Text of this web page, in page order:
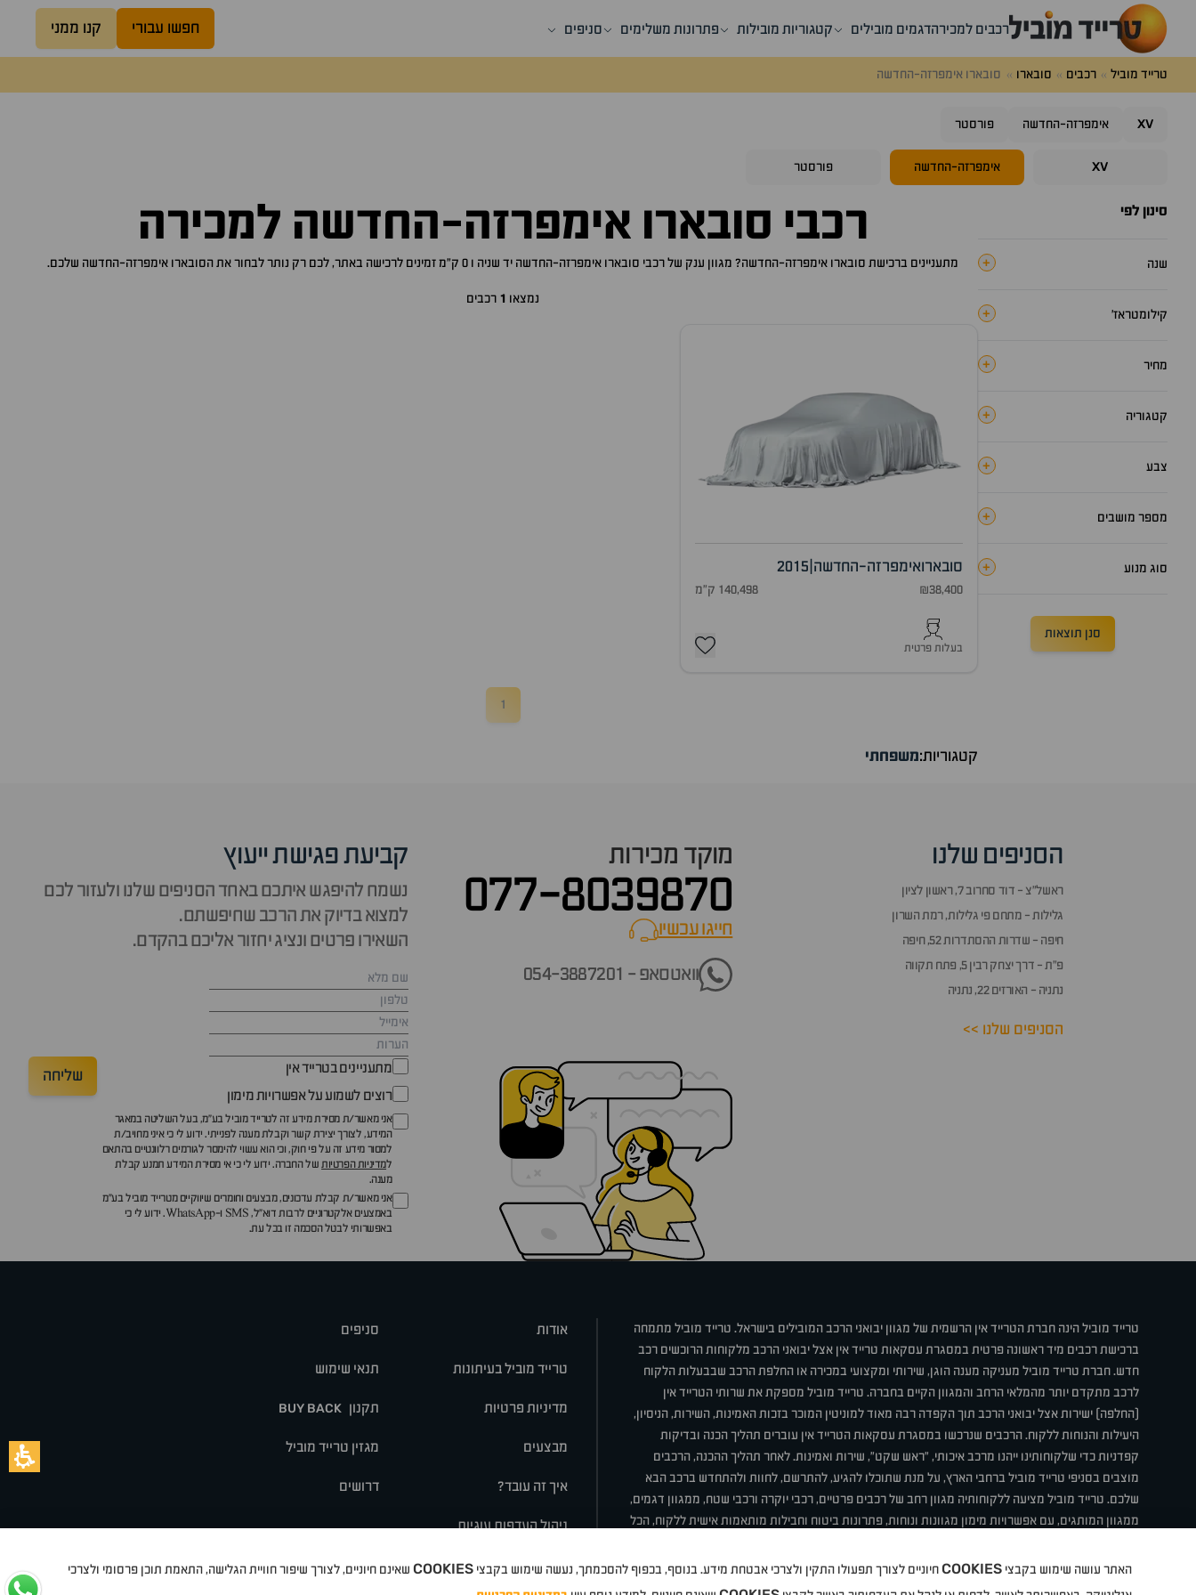
רכבים למכירהדגמים מובילים קטגוריות מובילות פתרונות משלימים סניפים חפשו עבורי קנו ממני
טרייד מוביל רכבים סובארו סובארו אימפרזה-החדשה
XV אימפרזה-החדשה פורסטר
XV אימפרזה-החדשה פורסטר
סינון לפי
שנה +
קילומטראז׳ +
מחיר +
קטגוריה +
צבע +
מספר מושבים +
סוג מנוע +
סנן תוצאות
רכבי סובארו אימפרזה-החדשה למכירה
מתעניינים ברכישת סובארו אימפרזה-החדשה? מגוון ענק של רכבי סובארו אימפרזה-החדשה יד שניה ו 0 ק"מ זמינים לרכישה באתר, לכם רק נותר לבחור את ה סובארו אימפרזה-החדשה שלכם.
נמצאו 1 רכבים
סובארואימפרזה-החדשה 2015
₪38,400 140,498 ק"מ
בעלות פרטית
1
קטגוריות:משפחתי
הסניפים שלנו
ראשל״צ - דוד סחרוב 7, ראשון לציון
גלילות - מתחם פי גלילות, רמת השרון
חיפה - שדרות ההסתדרות 52, חיפה
פ״ת - דרך יצחק רבין 5, פתח תקווה
נתניה - האורזים 22, נתניה
הסניפים שלנו >>
מוקד מכירות
077-8039870
חייגו עכשיוcall now
וואטסאפ - 054-3887201
קביעת פגישת ייעוץ
נשמח להיפגש איתכם באחד הסניפים שלנו ולעזור לכם
למצוא בדיוק את הרכב שחיפשתם.
השאירו פרטים ונציג יחזור אליכם בהקדם.
מתעניינים בטרייד אין
רוצים לשמוע על אפשרויות מימון
אני מאשר/ת מסירת מידע זה לטרייד מוביל בע"מ, בעל השליטה במאגר
המידע, לצורך יצירת קשר וקבלת מענה לפנייתי. ידוע לי כי איני מחויב/ת
למסור מידע זה על פי חוק, וכי הוא עשוי להימסר לגורמים רלוונטיים בהתאם
למדיניות הפרטיותשל החברה. ידוע לי כי אי מסירת המידע תמנע קבלת
מענה.
אני מאשר/ת קבלת עדכונים, מבצעים וחומרים שיווקיים מטרייד מוביל בע"מ
באמצעים אלקטרוניים לרבות דוא״ל, SMS ו-WhatsApp. ידוע לי כי
באפשרותי לבטל הסכמה זו בכל עת.
שליחה
טרייד מוביל הינה חברת הטרייד אין הרשמית של מגוון יבואני הרכב המובילים בישראל. טרייד מוביל מתמחה
ברכישת רכבים מיד ראשונה פרטית במסגרת עסקאות טרייד אין אצל יבואני הרכב מלקוחות הרוכשים רכב
חדש. חברת טרייד מוביל מעניקה מענה הוגן, שירותי ומקצועי במכירה או החלפת הרכב שבבעלות הלקוח
לרכב מתקדם יותר מהמלאי הרחב והמגוון הקיים בחברה. טרייד מוביל מספקת את שרותי הטרייד אין
(החלפה) ישירות אצל יבואני הרכב תוך הקפדה רבה מאוד למוניטין המוכר בזכות האמינות, השירות, הניסיון,
היעילות והנוחות ללקוח. הרכבים שנרכשו במסגרת עסקאות הטרייד אין עוברים תהליך הכנה ובדיקות
קפדניות כדי שלקוחותינו ייהנו מרכב איכותי, "ראש שקט", שירות ואמינות. לאחר תהליך ההכנה, הרכבים
מוצבים בסניפי טרייד מוביל ברחבי הארץ, על מנת שתוכלו להגיע, להתרשם, לחוות ולהתחדש ברכב הבא
שלכם. טרייד מוביל מציעה ללקוחותיה מגוון רחב של רכבים פרטיים, רכבי יוקרה ורכבי שטח, ממגוון דגמים,
ממגוון המותגים, עם אפשרויות מימון מגוונות ונוחות, פתרונות ביטוח וחבילות מותאמות אישית ללקוח, הכל
אודות סניפים
טרייד מוביל בעיתונות תנאי שימוש
מדיניות פרטיות תקנון BUY BACK
מבצעים מגזין טרייד מוביל
איך זה עובד? דרושים
ניהול העדפות עוגיות
האתר עושה שימוש בקבצי COOKIESחיוניים לצורך תפעולו התקין ולצרכי אבטחת מידע. בנוסף, בכפוף להסכמתך, נעשה שימוש בקבצי COOKIES שאינם חיוניים, לצורך שיפור חוויית הגלישה, התאמת תוכן פרסומי ולצרכי